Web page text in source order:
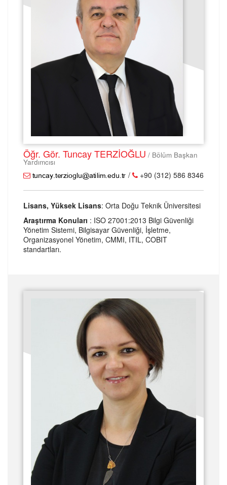
Öğr. Gör. Tuncay TERZİOĞLU / Bölüm Başkan
Yardımcısı
/ +90 (312) 586 8346
Lisans, Yüksek Lisans: Orta Doğu Teknik Üniversitesi
Araştırma Konuları : ISO 27001:2013 Bilgi Güvenliği
Yönetim Sistemi, Bilgisayar Güvenliği, İşletme,
Organizasyonel Yönetim, CMMI, ITIL, COBIT
standartları.